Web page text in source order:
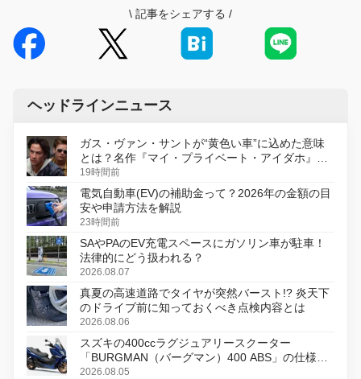
\ 記事をシェアする /
ヘッドラインニュース
ガス・ヴァン・サントが“黄色い車”に込めた意味
とは？名作『マイ・プライベート・アイダホ』が
初のデジタルリマスター版で復活
19時間前
電気自動車(EV)の補助金って？2026年の金額の目
安や申請方法を解説
23時間前
SAやPAのEV充電スペースにガソリン車が駐車！
法律的にどう扱われる？
2026.08.07
真夏の高速道路でタイヤが突然バースト!? 炎天下
のドライブ前に知っておくべき点検内容とは
2026.08.06
スズキの400ccラグジュアリースクーター
「BURGMAN（バーグマン）400 ABS」の仕様を
変更し、8月18日に発売
2026.08.05